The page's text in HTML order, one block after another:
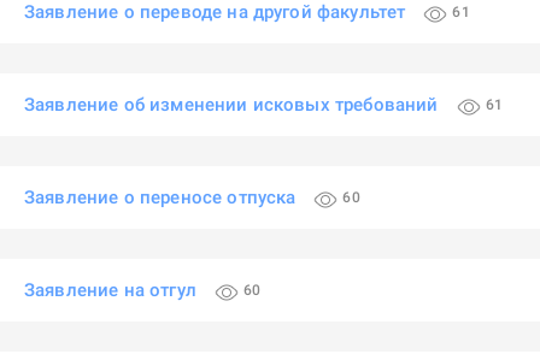
Заявление о переводе на другой факультет 61
Заявление об изменении исковых требований 61
Заявление о переносе отпуска 60
Заявление на отгул 60